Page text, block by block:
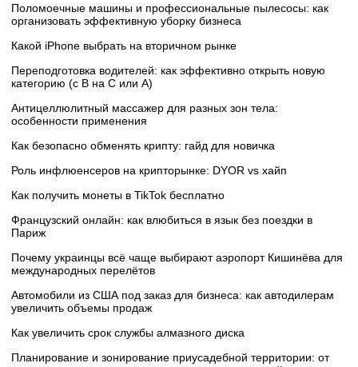
Поломоечные машины и профессиональные пылесосы: как
организовать эффективную уборку бизнеса
Какой iPhone выбрать на вторичном рынке
Переподготовка водителей: как эффективно открыть новую
категорию (с B на C или А)
Антицеллюлитный массажер для разных зон тела:
особенности применения
Как безопасно обменять крипту: гайд для новичка
Роль инфлюенсеров на крипторынке: DYOR vs хайп
Как получить монеты в TikTok бесплатно
Французский онлайн: как влюбиться в язык без поездки в
Париж
Почему украинцы всё чаще выбирают аэропорт Кишинёва для
международных перелётов
Автомобили из США под заказ для бизнеса: как автодилерам
увеличить объемы продаж
Как увеличить срок службы алмазного диска
Планирование и зонирование приусадебной территории: от